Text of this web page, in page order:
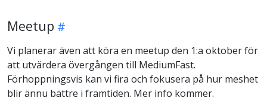
Meetup
Vi planerar även att köra en meetup den 1:a oktober för
att utvärdera övergången till MediumFast.
Förhoppningsvis kan vi fira och fokusera på hur meshet
blir ännu bättre i framtiden. Mer info kommer.